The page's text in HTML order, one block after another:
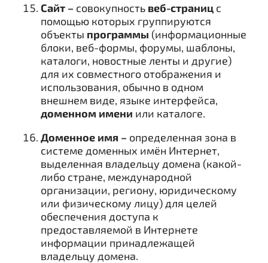
Сайт – совокупность веб-страниц с
помощью которых группируются
объекты программы (информационные
блоки, веб-формы, форумы, шаблоны,
каталоги, новостные ленты и другие)
для их совместного отображения и
использования, обычно в одном
внешнем виде, языке интерфейса,
доменном имени или каталоге.
Доменное имя – определенная зона в
системе доменных имён Интернет,
выделенная владельцу домена (какой-
либо стране, международной
организации, региону, юридическому
или физическому лицу) для целей
обеспечения доступа к
предоставляемой в Интернете
информации принадлежащей
владельцу домена.